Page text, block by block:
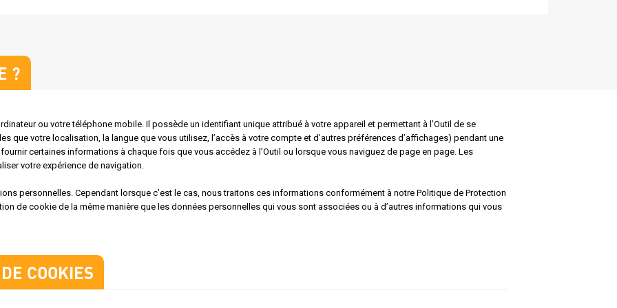
?
ou votre téléphone mobile. Il possède un identifiant unique attribué à votre appareil et permettant à l’Outil de se
que votre localisation, la langue que vous utilisez, l’accès à votre compte et d’autres préférences d’affichages) pendant une
certaines informations à chaque fois que vous accédez à l’Outil ou lorsque vous naviguez de page en page. Les
votre expérience de navigation.
personnelles. Cependant lorsque c’est le cas, nous traitons ces informations conformément à notre Politique de Protection
de cookie de la même manière que les données personnelles qui vous sont associées ou à d’autres informations qui vous
COOKIES